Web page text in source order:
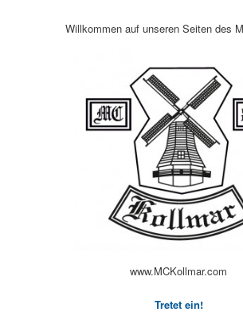
Willkommen auf unseren Seiten des
www.MCKollmar.com
Tretet ein!